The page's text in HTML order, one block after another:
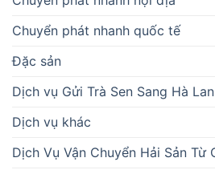
Chuyển phát nhanh quốc tế
Đặc sản
Dịch vụ Gửi Trà Sen Sang Hà Lan
Dịch vụ khác
Dịch Vụ Vận Chuyển Hải Sản Từ